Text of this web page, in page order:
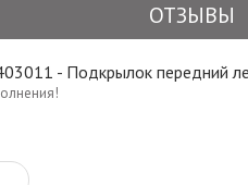
ОТЗЫВЫ
- Подкрылок передний